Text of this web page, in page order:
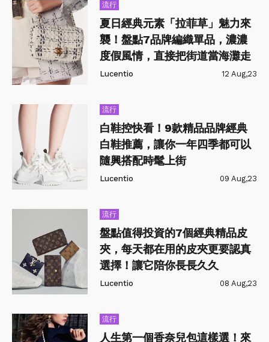
流行
夏日經典元素「拉菲草」魅力來
襲！盤點7品牌編織單品，濃濃
度假風情，直接把街道當海灘走
Lucentio 12 Aug,23
流行
白鞋控快看！9款精品品牌經典
白鞋推薦，讓你一年四季都可以
隨興搭配時髦上街
Lucentio 09 Aug,23
流行
盤點值得投資的7個經典精品皮
夾，每天都在用的皮夾更要認真
選擇！讓它陪你長長久久
Lucentio 08 Aug,23
流行
人生第一個香奈兒包這樣選！來